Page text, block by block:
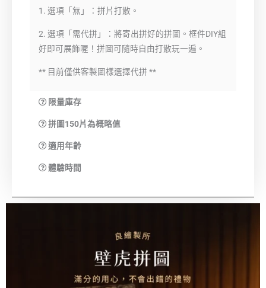
1. 選項「無」：拼片打散。
2. 選項「需代拼」：將寄出拼好的拼圖。框件DIY組
好即可展飾喔！拼圖可隨時自由打散玩一遍。
** 目前僅供客製圖樣選擇代拼 **
限量庫存
拼圖150片為概略值
適用年齡
體驗時間